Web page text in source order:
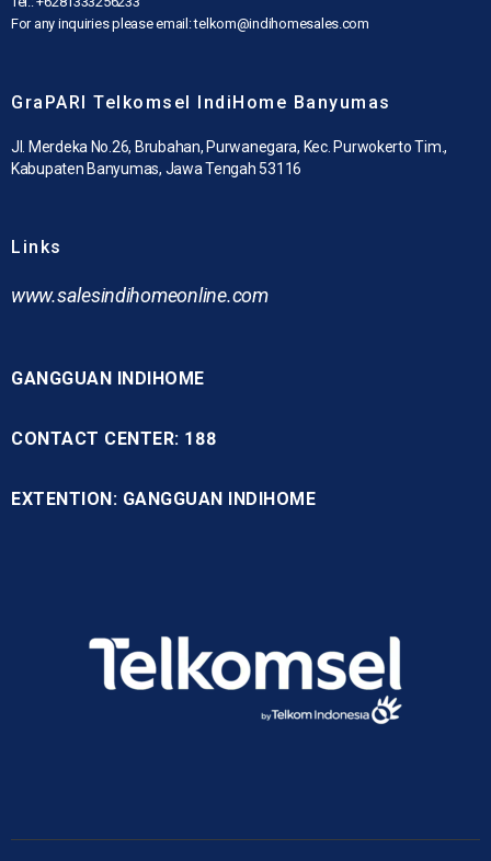
For any inquiries please email: telkom@indihomesales.com
GraPARI Telkomsel IndiHome Banyumas
Jl. Merdeka No.26, Brubahan, Purwanegara, Kec. Purwokerto Tim.,
Kabupaten Banyumas, Jawa Tengah 53116
Links
www.salesindihomeonline.com
GANGGUAN INDIHOME
CONTACT CENTER: 188
EXTENTION: GANGGUAN INDIHOME